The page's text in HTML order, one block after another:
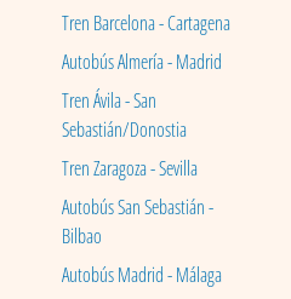
Tren Barcelona - Cartagena
Autobús Almería - Madrid
Tren Ávila - San
Sebastián/Donostia
Tren Zaragoza - Sevilla
Autobús San Sebastián -
Bilbao
Autobús Madrid - Málaga